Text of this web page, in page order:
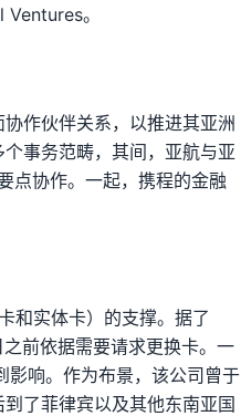
。
作伙伴关系，以推进其亚洲
事务范畴，其间，亚航与亚
点协作。一起，携程的金融
和实体卡）的支撑。据了
前依据需要请求更换卡。一
响。作为布景，该公司曾于
了菲律宾以及其他东南亚国